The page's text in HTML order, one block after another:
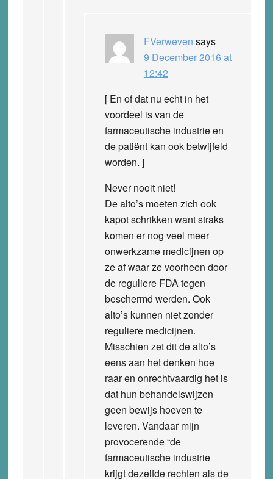
FVerweven says
9 December 2016 at
12:42
[ En of dat nu echt in het
voordeel is van de
farmaceutische industrie en
de patiënt kan ook betwijfeld
worden. ]
Never nooit niet!
De alto’s moeten zich ook
kapot schrikken want straks
komen er nog veel meer
onwerkzame medicijnen op
ze af waar ze voorheen door
de reguliere FDA tegen
beschermd werden. Ook
alto’s kunnen niet zonder
reguliere medicijnen.
Misschien zet dit de alto’s
eens aan het denken hoe
raar en onrechtvaardig het is
dat hun behandelswijzen
geen bewijs hoeven te
leveren. Vandaar mijn
provocerende “de
farmaceutische industrie
krijgt dezelfde rechten als de